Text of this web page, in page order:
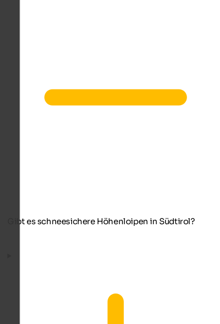
Gibt es schneesichere Höhenloipen in Südtirol?